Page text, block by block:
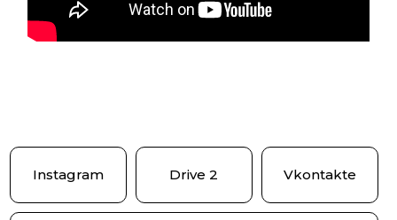
Instagram Drive 2 Vkontakte